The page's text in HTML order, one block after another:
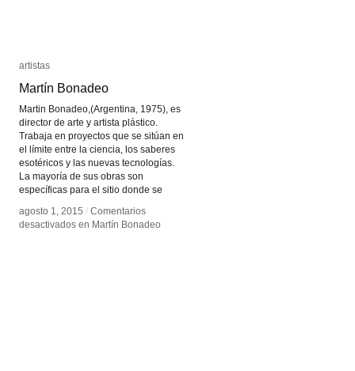
artistas
Martín Bonadeo
Martin Bonadeo,(Argentina, 1975), es
director de arte y artista plástico.
Trabaja en proyectos que se sitúan en
el límite entre la ciencia, los saberes
esotéricos y las nuevas tecnologías.
La mayoría de sus obras son
específicas para el sitio donde se
agosto 1, 2015 / Comentarios
desactivados en Martín Bonadeo
artistas
Martín Bonadeo
agosto 1, 2015 / Comentarios
desactivados en Martín Bonadeo